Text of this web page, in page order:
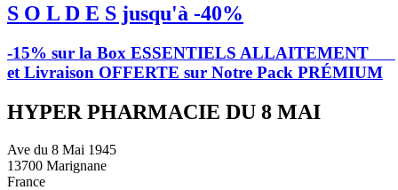
S O L D E S jusqu'à -40%
-15% sur la Box ESSENTIELS ALLAITEMENT
et Livraison OFFERTE sur Notre Pack PRÉMIUM
HYPER PHARMACIE DU 8 MAI
Ave du 8 Mai 1945
13700 Marignane
France